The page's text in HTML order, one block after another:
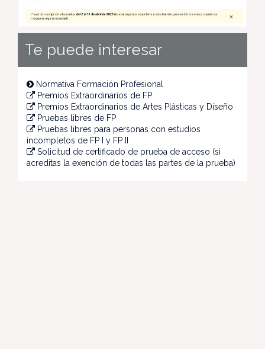
Te puede interesar
Normativa Formación Profesional
Premios Extraordinarios de FP
Premios Extraordinarios de Artes Plásticas y Diseño
Pruebas libres de FP
Pruebas libres para personas con estudios
incompletos de FP I y FP II
Solicitud de certificado de prueba de acceso (si
acreditas la exención de todas las partes de la prueba)